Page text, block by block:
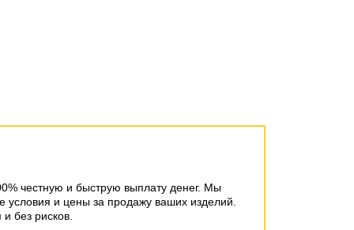
честную и быструю выплату денег. Мы
и цены за продажу ваших изделий.
без рисков.